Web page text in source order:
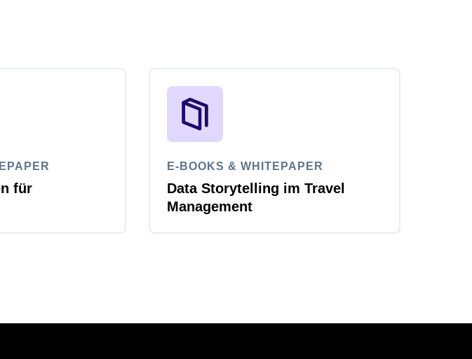
für
E-BOOKS & WHITEPAPER
Data Storytelling im Travel
Management